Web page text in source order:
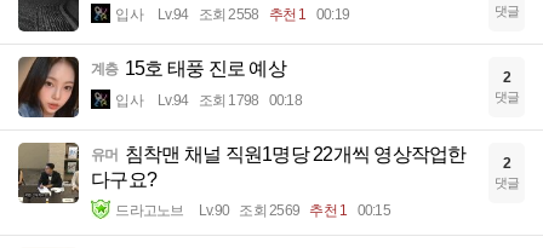
입사 Lv.94 조회 2558 추천 1 00:19 댓글
계층 15호 태풍 진로 예상
입사 Lv.94 조회 1798 00:18
2
댓글
유머 침착맨 채널 직원1명당 22개씩 영상작업한
다구요?
드라고노브 Lv.90 조회 2569 추천 1 00:15
2
댓글